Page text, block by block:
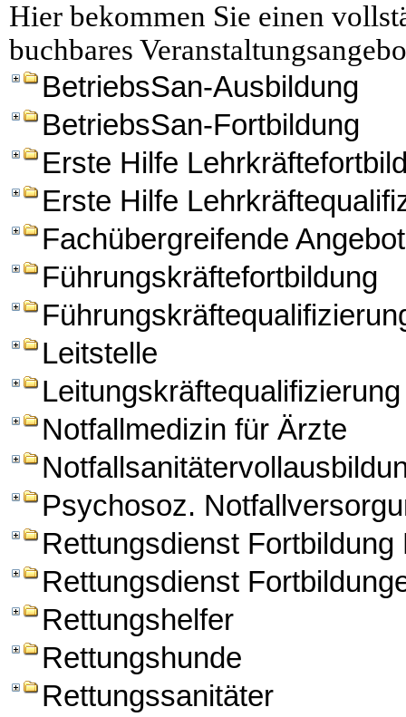
Hier bekommen Sie einen
buchbares
BetriebsSan-Ausbildung
BetriebsSan-Fortbildung
Erste Hilfe
Erste Hilfe
Fachübergreifende
Führungskräftefortbildung
Leitstelle
Leitungskräftequalifizierung
Notfallmedizin für Ärzte
Psychosoz.
Rettungsdienst Fortbildung
Rettungsdienst
Rettungshelfer
Rettungshunde
Rettungssanitäter